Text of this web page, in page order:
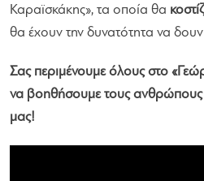
Καραϊσκάκης», τα οποία θα
θα έχουν την δυνατότητα να
Σας περιμένουμε όλους στο
να βοηθήσουμε τους ανθρώπους
μας!